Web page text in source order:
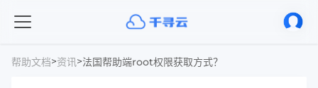
帮助文档>资讯>法国帮助端root权限获取方式？